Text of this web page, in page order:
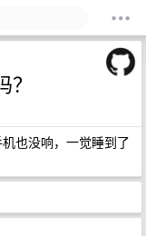
也没响，一觉睡到了